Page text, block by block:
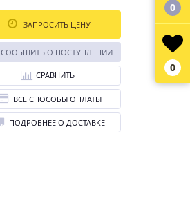
ЗАПРОСИТЬ ЦЕНУ
СООБЩИТЬ О ПОСТУПЛЕНИИ
СРАВНИТЬ
ВСЕ СПОСОБЫ ОПЛАТЫ
ПОДРОБНЕЕ О ДОСТАВКЕ
0
0